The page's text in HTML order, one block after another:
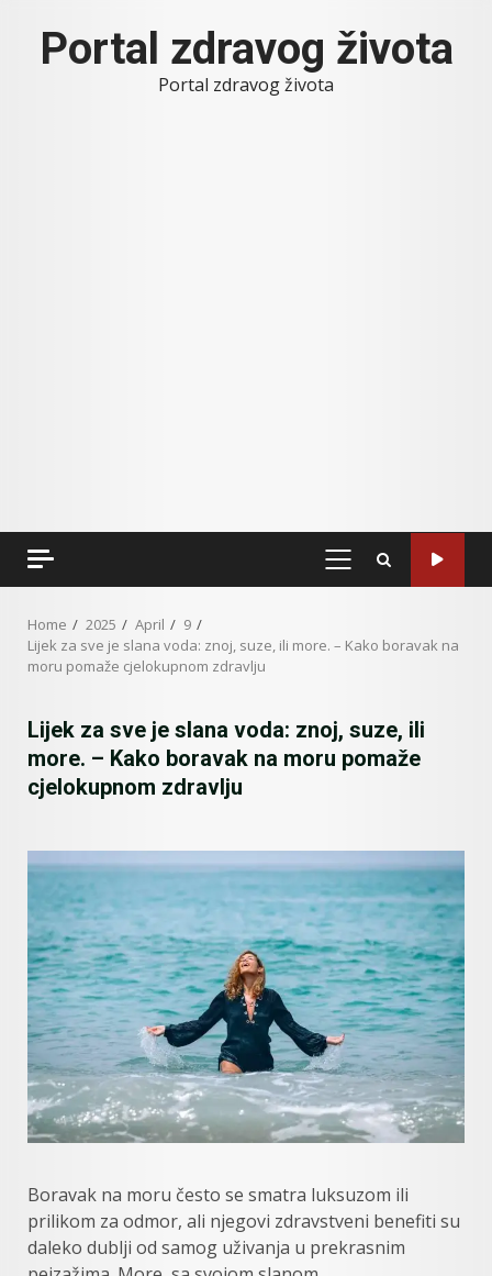
contentPortal zdravog života
Portal zdravog života
PRIMARY
Home 2025 April
9
Lijek za sve je slana voda: znoj, suze, ili more. – Kako boravak na
moru pomaže cjelokupnom zdravlju
Lijek za sve je slana voda: znoj, suze, ili
more. – Kako boravak na moru pomaže
cjelokupnom zdravlju
Boravak na moru često se smatra luksuzom ili
prilikom za odmor, ali njegovi zdravstveni benefiti su
daleko dublji od samog uživanja u prekrasnim